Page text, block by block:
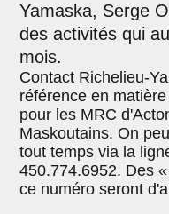
Yamaska, Serge
des activités qui
mois.
Contact Richelieu-
référence en
pour les MRC
Maskoutains. On
tout temps via la
450.774.6952. Des
ce numéro seront